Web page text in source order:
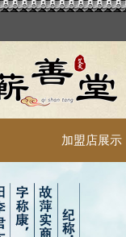
加盟店展示